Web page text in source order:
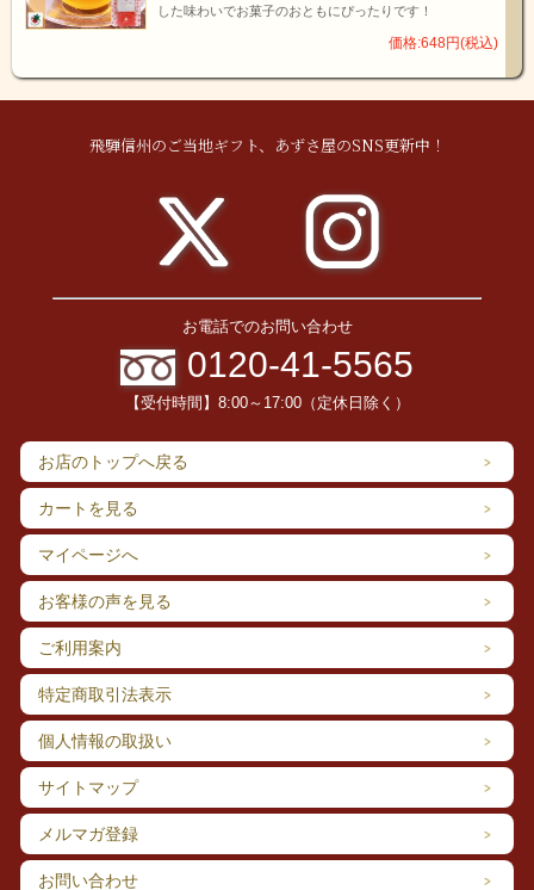
した味わいでお菓子のおともにぴったりです！
価格:648円(税込)
飛騨信州のご当地ギフト、あずさ屋のSNS更新中！
お電話でのお問い合わせ
0120-41-5565
【受付時間】8:00～17:00（定休日除く）
お店のトップへ戻る
カートを見る
マイページへ
お客様の声を見る
ご利用案内
特定商取引法表示
個人情報の取扱い
サイトマップ
メルマガ登録
お問い合わせ